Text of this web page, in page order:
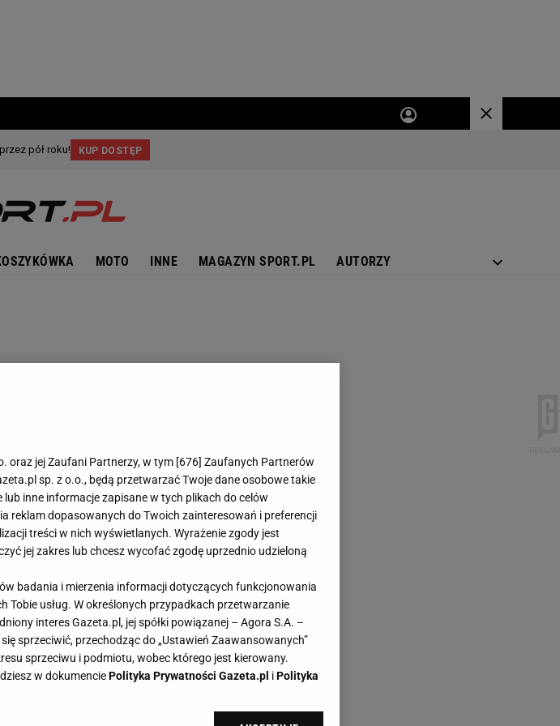
MOTO INNE MAGAZYN SPORT.PL AUTORZY
oraz jej Zaufani Partnerzy, w tym [676] Zaufanych Partnerów
sp. z o.o., będą przetwarzać Twoje dane osobowe takie
inne informacje zapisane w tych plikach do celów
reklam dopasowanych do Twoich zainteresowań i preferencji
treści w nich wyświetlanych. Wyrażenie zgody jest
jej zakres lub chcesz wycofać zgodę uprzednio udzieloną
badania i mierzenia informacji dotyczących funkcjonowania
Tobie usług. W określonych przypadkach przetwarzanie
interes Gazeta.pl, jej spółki powiązanej – Agora S.A. –
sprzeciwić, przechodząc do „Ustawień Zaawansowanych”
sprzeciwu i podmiotu, wobec którego jest kierowany.
w dokumenciePolityka Prywatności Gazeta.pl iPolityka